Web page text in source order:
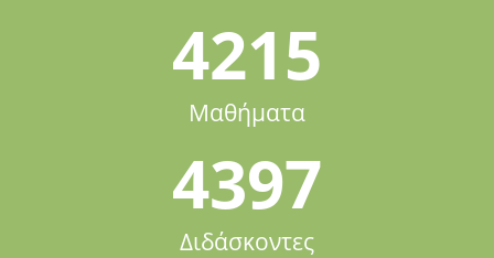
4215
Μαθήματα
4397
Διδάσκοντες